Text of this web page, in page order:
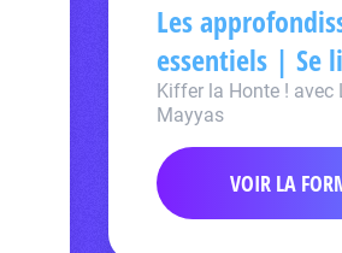
Les
essentiels | Se
Kiffer la Honte ! avec
Mayyas
VOIR LA